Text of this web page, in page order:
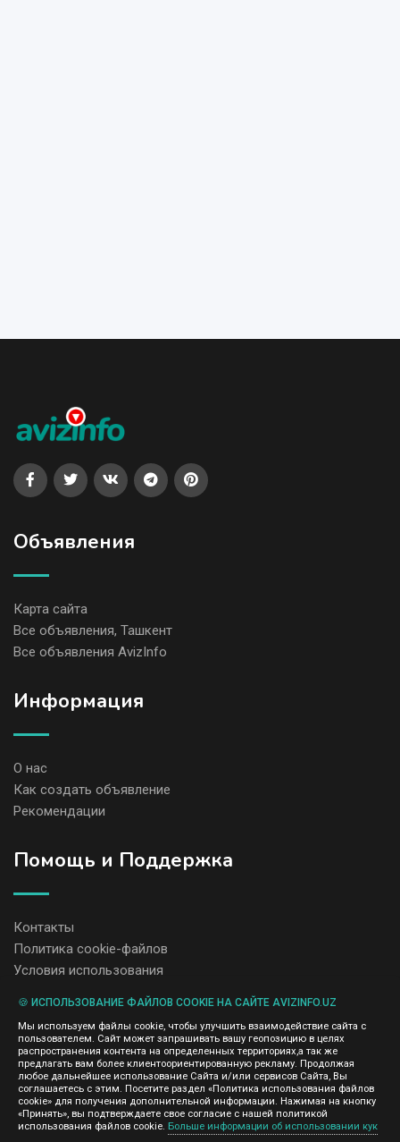
Объявления
Карта сайта
Все объявления, Ташкент
Все объявления AvizInfo
Информация
О нас
Как создать объявление
Рекомендации
Помощь и Поддержка
Контакты
Политика cookie-файлов
Условия использования
содержание размещенных объявлений.
Мы ценим конфиденциальность наших пользователей. Мы не
передаем и не продаем личную информацию зарегистрированных
пользователей AvizInfo.uz третьим лицам. Мы не отвечаем за
правила конфиденциальности сайтов на которые ссылается
AvizInfo.uz. На некоторых страницах нашего сайта представлена
реклама Google Adsense Advertising Network. Чтобы узнать
подробней о правилах конфиденциальности Googleнажмите тут
🍪 ИСПОЛЬЗОВАНИЕ ФАЙЛОВ COOKIE НА САЙТЕ AVIZINFO.UZ
Мы используем файлы cookie, чтобы улучшить взаимодействие сайта с
пользователем. Сайт может запрашивать вашу геопозицию в целях
распространения контента на определенных территориях,а так же
предлагать вам более клиентоориентированную рекламу. Продолжая
любое дальнейшее использование Сайта и/или сервисов Сайта, Вы
соглашаетесь с этим. Посетите раздел «Политика использования файлов
cookie» для получения дополнительной информации. Нажимая на кнопку
«Принять», вы подтверждаете свое согласие с нашей политикой
использования файлов cookie. Больше информации об использовании кук